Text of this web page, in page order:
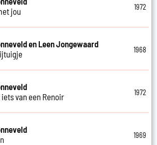
jou
1972
en Leen Jongewaard
1968
van een Renoir
1972
1969